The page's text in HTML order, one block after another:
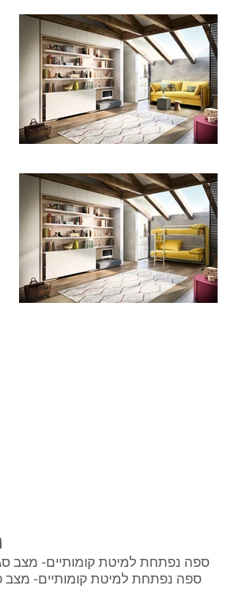
ספה נפתחת למיטת קומותיים- מצב סגור: רוחב 206 ס"מ, עומק 90